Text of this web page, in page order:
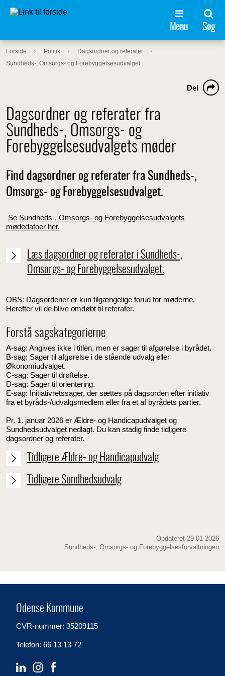
Menu Søg
Forside Politik
Dagsordner og referater
Sundheds-, Omsorgs- og Forebyggelsesudvalget
Dagsordner og referater fra
Sundheds-, Omsorgs- og
Forebyggelsesudvalgets møder
Del
Find dagsordner og referater fra Sundheds-,
Omsorgs- og Forebyggelsesudvalget.
Se Sundheds-, Omsorgs- og Forebyggelsesudvalgets
mødedatoer her.
Læs dagsordner og referater i Sundheds-,
Omsorgs- og Forebyggelsesudvalget.
OBS: Dagsordener er kun tilgængelige forud for møderne.
Herefter vil de blive omdøbt til referater.
Forstå sagskategorierne
A-sag: Angives ikke i titlen, men er sager til afgørelse i byrådet.
B-sag: Sager til afgørelse i de stående udvalg eller
Økonomiudvalget.
C-sag: Sager til drøftelse.
D-sag: Sager til orientering.
E-sag: Initiativretssager, der sættes på dagsorden efter initiativ
fra et byråds-/udvalgsmedlem eller fra et af byrådets partier.
Pr. 1. januar 2026 er Ældre- og Handicapudvalget og
Sundhedsudvalget nedlagt. Du kan stadig finde tidligere
dagsordner og referater.
Tidligere Ældre- og Handicapudvalg
Tidligere Sundhedsudvalg
Opdateret 29-01-2026
Sundheds-, Omsorgs- og Forebyggelsesforvaltningen
Odense Kommune
CVR-nummer: 35209115
Telefon: 66 13 13 72